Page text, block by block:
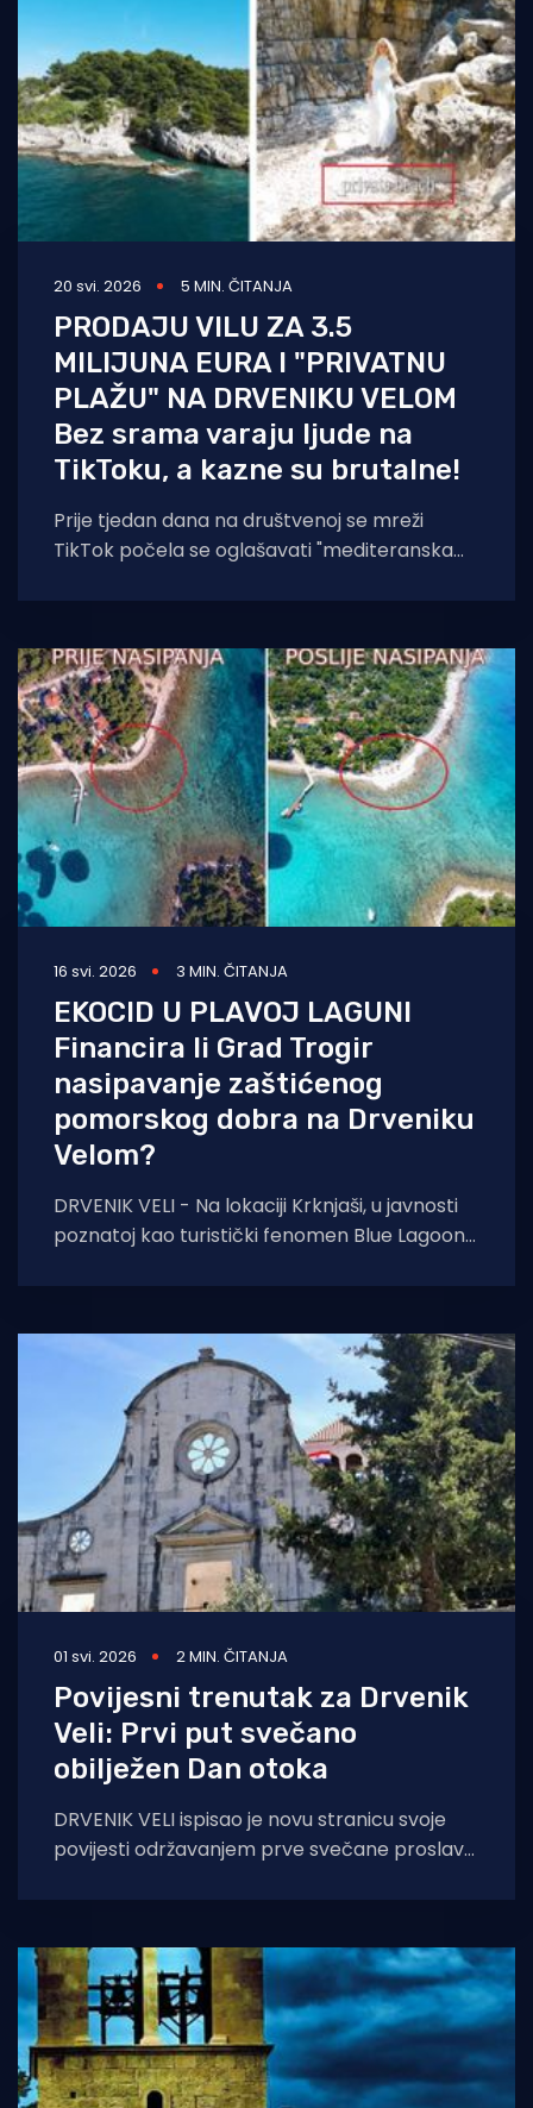
20 svi. 2026 5 MIN. ČITANJA
PRODAJU VILU ZA 3.5
MILIJUNA EURA I "PRIVATNU
PLAŽU" NA DRVENIKU VELOM
Bez srama varaju ljude na
TikToku, a kazne su brutalne!
Prije tjedan dana na društvenoj se mreži
TikTok počela se oglašavati "mediteranska
16 svi. 2026 3 MIN. ČITANJA
EKOCID U PLAVOJ LAGUNI
Financira li Grad Trogir
nasipavanje zaštićenog
pomorskog dobra na Drveniku
Velom?
DRVENIK VELI - Na lokaciji Krknjaši, u javnosti
poznatoj kao turistički fenomen Blue Lagoon
zabilježen
01 svi. 2026 2 MIN. ČITANJA
Povijesni trenutak za Drvenik
Veli: Prvi put svečano
obilježen Dan otoka
DRVENIK VELI ispisao je novu stranicu svoje
povijesti održavanjem prve svečane proslave
mještane i